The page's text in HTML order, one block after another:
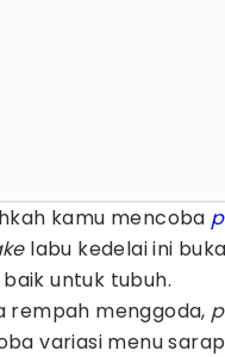
kamu mencoba
labu kedelai ini
untuk tubuh.
rempah menggoda,
variasi menu